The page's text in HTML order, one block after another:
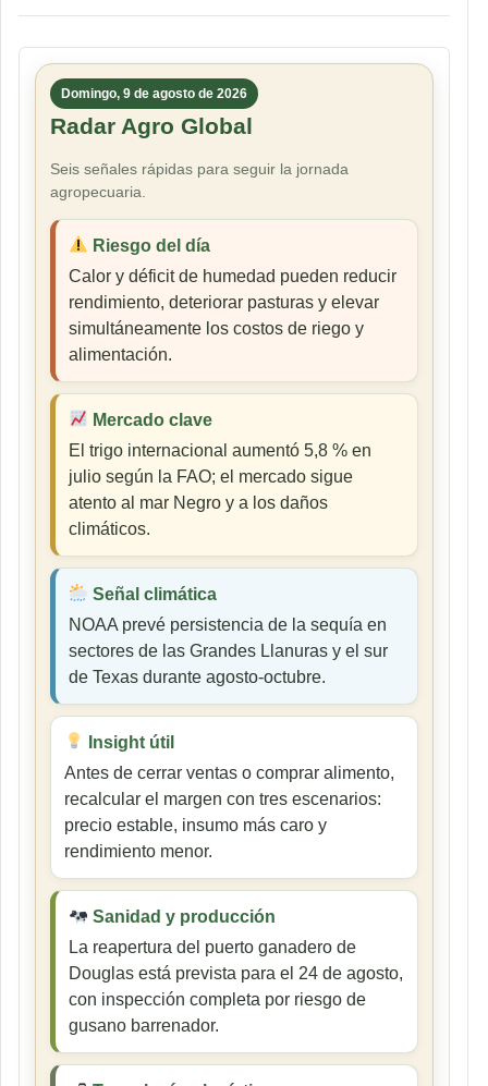
Domingo, 9 de agosto de 2026
Radar Agro Global
Seis señales rápidas para seguir la jornada
agropecuaria.
Riesgo del día
Calor y déficit de humedad pueden reducir
rendimiento, deteriorar pasturas y elevar
simultáneamente los costos de riego y
alimentación.
Mercado clave
El trigo internacional aumentó 5,8 % en
julio según la FAO; el mercado sigue
atento al mar Negro y a los daños
climáticos.
Señal climática
NOAA prevé persistencia de la sequía en
sectores de las Grandes Llanuras y el sur
de Texas durante agosto-octubre.
Insight útil
Antes de cerrar ventas o comprar alimento,
recalcular el margen con tres escenarios:
precio estable, insumo más caro y
rendimiento menor.
Sanidad y producción
La reapertura del puerto ganadero de
Douglas está prevista para el 24 de agosto,
con inspección completa por riesgo de
gusano barrenador.